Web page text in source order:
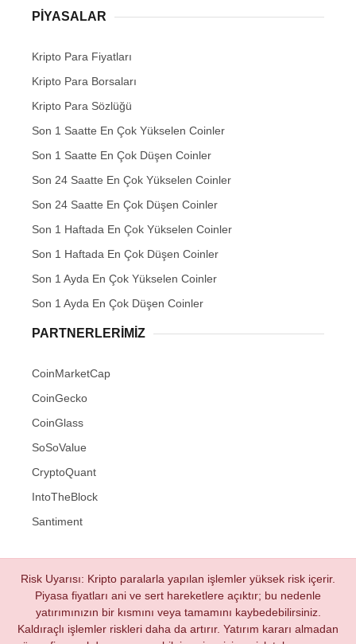
PIYASALAR
Kripto Para Fiyatları
Kripto Para Borsaları
Kripto Para Sözlüğü
Son 1 Saatte En Çok Yükselen Coinler
Son 1 Saatte En Çok Düşen Coinler
Son 24 Saatte En Çok Yükselen Coinler
Son 24 Saatte En Çok Düşen Coinler
Son 1 Haftada En Çok Yükselen Coinler
Son 1 Haftada En Çok Düşen Coinler
Son 1 Ayda En Çok Yükselen Coinler
Son 1 Ayda En Çok Düşen Coinler
PARTNERLERIMIZ
CoinMarketCap
CoinGecko
CoinGlass
SoSoValue
CryptoQuant
IntoTheBlock
Santiment
Risk Uyarısı: Kripto paralarla yapılan işlemler yüksek risk içerir.
Piyasa fiyatları ani ve sert hareketlere açıktır; bu nedenle
yatırımınızın bir kısmını veya tamamını kaybedebilirsiniz.
Kaldıraçlı işlemler riskleri daha da artırır. Yatırım kararı almadan